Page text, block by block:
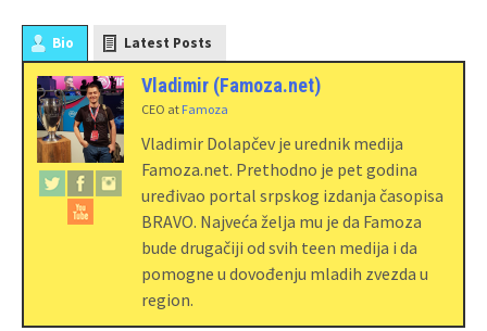
Bio Latest Posts
Vladimir (Famoza.net)
CEO at Famoza
Vladimir Dolapčev je urednik medija
Famoza.net. Prethodno je pet godina
uređivao portal srpskog izdanja časopisa
BRAVO. Najveća želja mu je da Famoza
bude drugačiji od svih teen medija i da
pomogne u dovođenju mladih zvezda u
region.